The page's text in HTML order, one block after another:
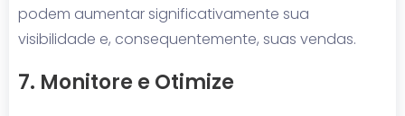
podem aumentar significativamente sua
visibilidade e, consequentemente, suas vendas.
7. Monitore e Otimize